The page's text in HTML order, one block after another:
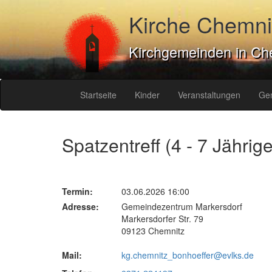
Kirche
Kirchgemeinden in
Startseite Kinder Veranstaltungen
Spatzentreff (4 - 7
Termin:
03.06.2026 16:00
Adresse:
Gemeindezentrum Markersdorf
Markersdorfer Str. 79
09123 Chemnitz
Mail:
kg.chemnitz_bonhoeffer@evlks.de